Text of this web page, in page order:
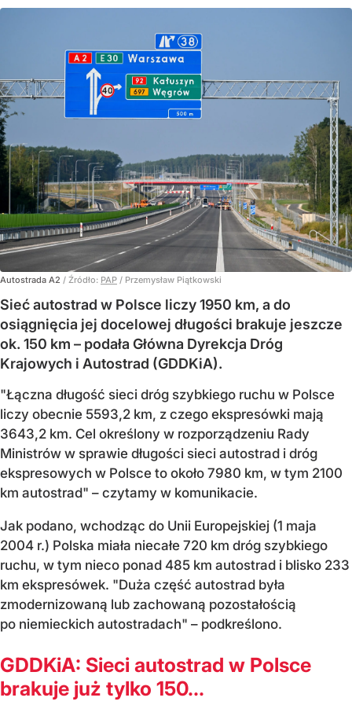
Autostrada A2 / Źródło: PAP / Przemysław Piątkowski
Sieć autostrad w Polsce liczy 1950 km, a do
osiągnięcia jej docelowej długości brakuje jeszcze
ok. 150 km – podała Główna Dyrekcja Dróg
Krajowych i Autostrad (GDDKiA).
"Łączna długość sieci dróg szybkiego ruchu w Polsce
liczy obecnie 5593,2 km, z czego ekspresówki mają
3643,2 km. Cel określony w rozporządzeniu Rady
Ministrów w sprawie długości sieci autostrad i dróg
ekspresowych w Polsce to około 7980 km, w tym 2100
km autostrad" – czytamy w komunikacie.
Jak podano, wchodząc do Unii Europejskiej (1 maja
2004 r.) Polska miała niecałe 720 km dróg szybkiego
ruchu, w tym nieco ponad 485 km autostrad i blisko 233
km ekspresówek. "Duża część autostrad była
zmodernizowaną lub zachowaną pozostałością
po niemieckich autostradach" – podkreślono.
GDDKiA: Sieci autostrad w Polsce
brakuje już tylko 150...